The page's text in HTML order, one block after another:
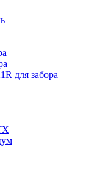
для забора